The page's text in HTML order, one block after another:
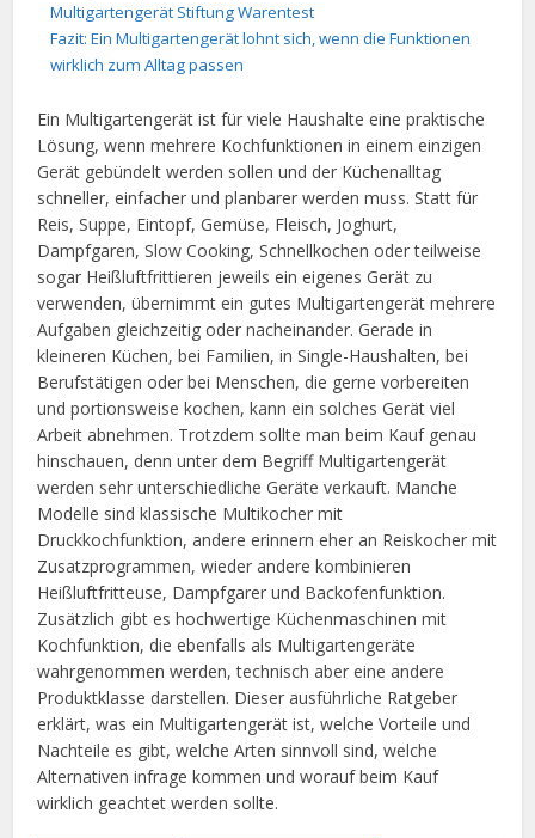
Multigartengerät Stiftung Warentest
Fazit: Ein Multigartengerät lohnt sich, wenn die Funktionen
wirklich zum Alltag passen
Ein Multigartengerät ist für viele Haushalte eine praktische
Lösung, wenn mehrere Kochfunktionen in einem einzigen
Gerät gebündelt werden sollen und der Küchenalltag
schneller, einfacher und planbarer werden muss. Statt für
Reis, Suppe, Eintopf, Gemüse, Fleisch, Joghurt,
Dampfgaren, Slow Cooking, Schnellkochen oder teilweise
sogar Heißluftfrittieren jeweils ein eigenes Gerät zu
verwenden, übernimmt ein gutes Multigartengerät mehrere
Aufgaben gleichzeitig oder nacheinander. Gerade in
kleineren Küchen, bei Familien, in Single-Haushalten, bei
Berufstätigen oder bei Menschen, die gerne vorbereiten
und portionsweise kochen, kann ein solches Gerät viel
Arbeit abnehmen. Trotzdem sollte man beim Kauf genau
hinschauen, denn unter dem Begriff Multigartengerät
werden sehr unterschiedliche Geräte verkauft. Manche
Modelle sind klassische Multikocher mit
Druckkochfunktion, andere erinnern eher an Reiskocher mit
Zusatzprogrammen, wieder andere kombinieren
Heißluftfritteuse, Dampfgarer und Backofenfunktion.
Zusätzlich gibt es hochwertige Küchenmaschinen mit
Kochfunktion, die ebenfalls als Multigartengeräte
wahrgenommen werden, technisch aber eine andere
Produktklasse darstellen. Dieser ausführliche Ratgeber
erklärt, was ein Multigartengerät ist, welche Vorteile und
Nachteile es gibt, welche Arten sinnvoll sind, welche
Alternativen infrage kommen und worauf beim Kauf
wirklich geachtet werden sollte.